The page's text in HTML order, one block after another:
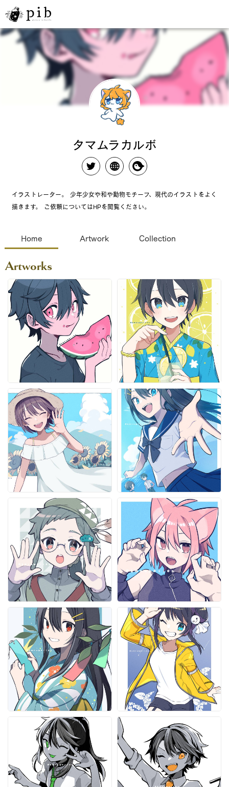
タマムラカルボ
イラストレーター。 少年少女や和や動物モチーフ、現代のイラストをよく
描きます。 ご依頼についてはHPを閲覧ください。
Home Artwork Collection
Artworks